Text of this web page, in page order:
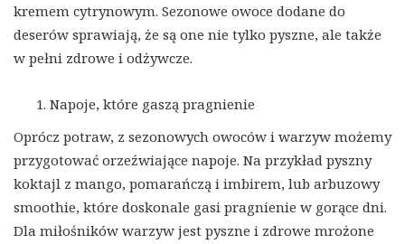
kremem cytrynowym. Sezonowe owoce dodane do
deserów sprawiają, że są one nie tylko pyszne, ale także
w pełni zdrowe i odżywcze.
Napoje, które gaszą pragnienie
Oprócz potraw, z sezonowych owoców i warzyw możemy
przygotować orzeźwiające napoje. Na przykład pyszny
koktajl z mango, pomarańczą i imbirem, lub arbuzowy
smoothie, które doskonale gasi pragnienie w gorące dni.
Dla miłośników warzyw jest pyszne i zdrowe mrożone